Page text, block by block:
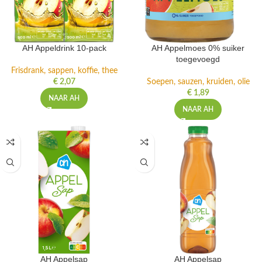
AH Appeldrink 10-pack
Frisdrank, sappen, koffie, thee
€2,07
NAAR AH
AH Appelmoes 0% suiker
toegevoegd
Soepen, sauzen, kruiden, olie
€1,89
NAAR AH
AH Appelsap AH Appelsap